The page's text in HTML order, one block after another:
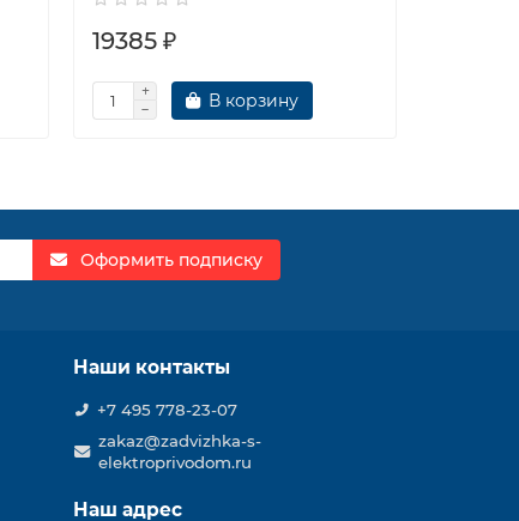
19385 ₽
В корзину
Оформить подписку
Наши контакты
+7 495 778-23-07
zakaz@zadvizhka-s-
elektroprivodom.ru
Наш адрес